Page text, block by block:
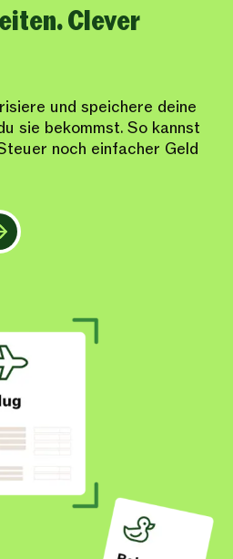
Clever
und speichere deine
sie bekommst. So kannst
noch einfacher Geld